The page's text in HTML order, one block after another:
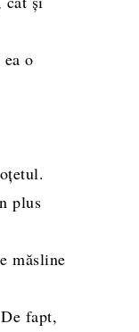
o
plus
măsline
fapt,